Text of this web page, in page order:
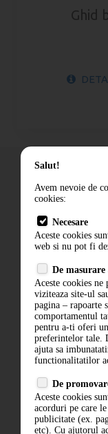
Ghid
Cum comand
Livrare
Contact
Politica de
ANPC
ABONARE
Salut!
Avem nevoie de
cookies:
Necesare
Aceste cookies
web si nu pot fi
De masurare
Aceste cookies
viziteaza site-ul
pagina – rapoarte
comportamentul
pentru a-ti oferi
preferintelor tale.
ajuta sa
functionalitatilor
De
Aceste cookies
acorduri pe care
publicitate (ex.
etc). Cu ajutorul